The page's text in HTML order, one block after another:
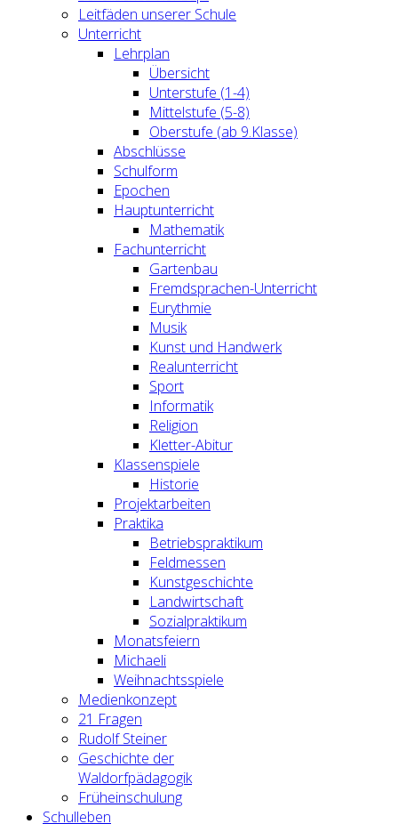
Leitfäden unserer Schule
Unterricht
Lehrplan
Übersicht
Unterstufe (1-4)
Mittelstufe (5-8)
Oberstufe (ab 9.Klasse)
Abschlüsse
Schulform
Epochen
Hauptunterricht
Mathematik
Fachunterricht
Gartenbau
Fremdsprachen-Unterricht
Eurythmie
Musik
Kunst und Handwerk
Realunterricht
Sport
Informatik
Religion
Kletter-Abitur
Klassenspiele
Historie
Projektarbeiten
Praktika
Betriebspraktikum
Feldmessen
Kunstgeschichte
Landwirtschaft
Sozialpraktikum
Monatsfeiern
Michaeli
Weihnachtsspiele
Medienkonzept
21 Fragen
Rudolf Steiner
Geschichte der
Waldorfpädagogik
Früheinschulung
Schulleben